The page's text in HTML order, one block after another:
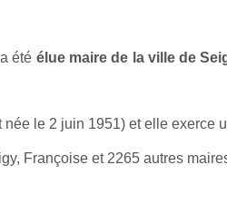
été élue maire de la ville de
née le 2 juin 1951) et elle exerce
Françoise et 2265 autres